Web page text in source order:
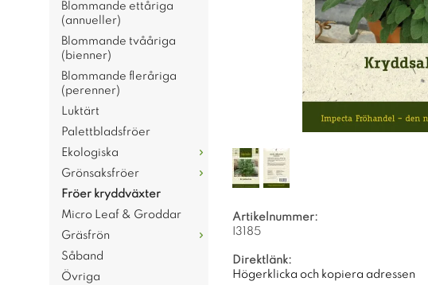
Blommande ettåriga
(annueller)
Blommande tvååriga
(bienner)
Blommande fleråriga
(perenner)
Luktärt
Palettbladsfröer
Ekologiska
Grönsaksfröer
Fröer kryddväxter
Micro Leaf & Groddar
Gräsfrön
Såband
Övriga
Artikelnummer:
I3185
Direktlänk:
Högerklicka och kopiera adressen